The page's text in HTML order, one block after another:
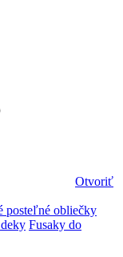
Otvoriť
posteľné obliečky
Fusaky do